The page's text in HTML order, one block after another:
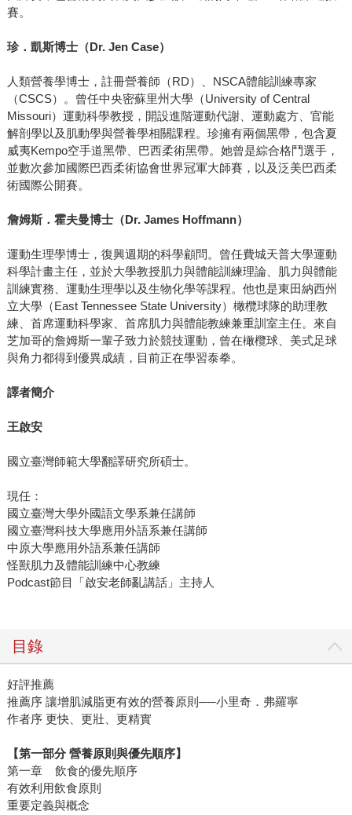
賽。
珍．凱斯博士（Dr. Jen Case）
人類營養學博士，註冊營養師（RD）、NSCA體能訓練專家
（CSCS）。曾任中央密蘇里州大學（University of Central
Missouri）運動科學教授，開設進階運動代謝、運動處方、官能
解剖學以及肌動學與營養學相關課程。珍擁有兩個黑帶，包含夏
威夷Kempo空手道黑帶、巴西柔術黑帶。她曾是綜合格鬥選手，
並數次參加國際巴西柔術協會世界冠軍大師賽，以及泛美巴西柔
術國際公開賽。
詹姆斯．霍夫曼博士（Dr. James Hoffmann）
運動生理學博士，復興週期的科學顧問。曾任費城天普大學運動
科學計畫主任，並於大學教授肌力與體能訓練理論、肌力與體能
訓練實務、運動生理學以及生物化學等課程。他也是東田納西州
立大學（East Tennessee State University）橄欖球隊的助理教
練、首席運動科學家、首席肌力與體能教練兼重訓室主任。來自
芝加哥的詹姆斯一輩子致力於競技運動，曾在橄欖球、美式足球
與角力都得到優異成績，目前正在學習泰拳。
譯者簡介
王啟安
國立臺灣師範大學翻譯研究所碩士。
現任：
國立臺灣大學外國語文學系兼任講師
國立臺灣科技大學應用外語系兼任講師
中原大學應用外語系兼任講師
怪獸肌力及體能訓練中心教練
Podcast節目「啟安老師亂講話」主持人
目錄
好評推薦
推薦序 讓增肌減脂更有效的營養原則──小里奇．弗羅寧
作者序 更快、更壯、更精實
【第一部分 營養原則與優先順序】
第一章 飲食的優先順序
有效利用飲食原則
重要定義與概念